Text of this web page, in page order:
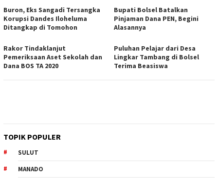
Buron, Eks Sangadi Tersangka
Korupsi Dandes Iloheluma
Ditangkap di Tomohon
Bupati Bolsel Batalkan
Pinjaman Dana PEN, Begini
Alasannya
Rakor Tindaklanjut
Pemeriksaan Aset Sekolah dan
Dana BOS TA 2020
Puluhan Pelajar dari Desa
Lingkar Tambang di Bolsel
Terima Beasiswa
TOPIK POPULER
SULUT
MANADO